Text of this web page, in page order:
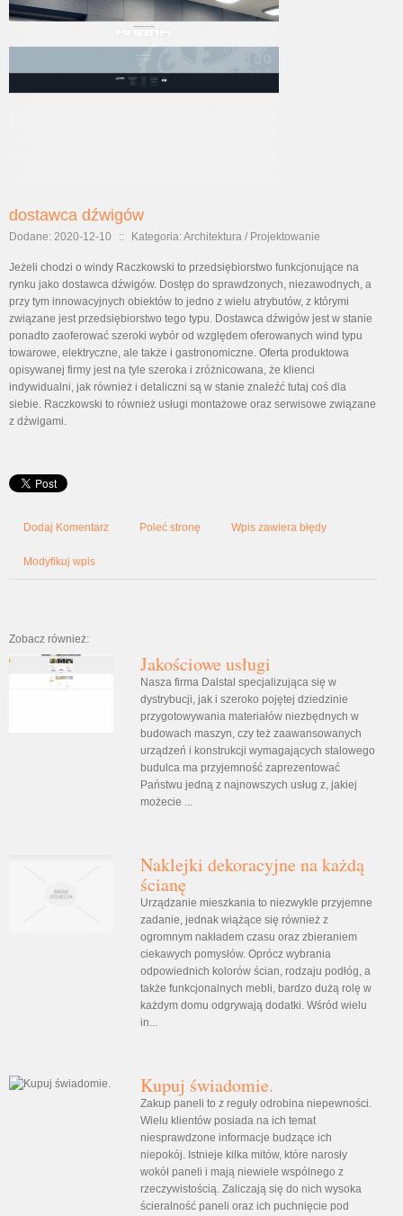
dostawca dźwigów
Dodane: 2020-12-10 :: Kategoria: Architektura / Projektowanie
Jeżeli chodzi o windy Raczkowski to przedsiębiorstwo funkcjonujące na
rynku jako dostawca dźwigów. Dostęp do sprawdzonych, niezawodnych, a
przy tym innowacyjnych obiektów to jedno z wielu atrybutów, z którymi
związane jest przedsiębiorstwo tego typu. Dostawca dźwigów jest w stanie
ponadto zaoferować szeroki wybór od względem oferowanych wind typu
towarowe, elektryczne, ale także i gastronomiczne. Oferta produktowa
opisywanej firmy jest na tyle szeroka i zróżnicowana, że klienci
indywidualni, jak również i detaliczni są w stanie znaleźć tutaj coś dla
siebie. Raczkowski to również usługi montażowe oraz serwisowe związane
z dźwigami.
Dodaj Komentarz Poleć stronę Wpis zawiera błędy
Modyfikuj wpis
Zobacz również:
Jakościowe usługi
Nasza firma Dalstal specjalizująca się w
dystrybucji, jak i szeroko pojętej dziedzinie
przygotowywania materiałów niezbędnych w
budowach maszyn, czy też zaawansowanych
urządzeń i konstrukcji wymagających stalowego
budulca ma przyjemność zaprezentować
Państwu jedną z najnowszych usług z, jakiej
możecie ...
Naklejki dekoracyjne na każdą
ścianę
Urządzanie mieszkania to niezwykle przyjemne
zadanie, jednak wiążące się również z
ogromnym nakładem czasu oraz zbieraniem
ciekawych pomysłów. Oprócz wybrania
odpowiednich kolorów ścian, rodzaju podłóg, a
także funkcjonalnych mebli, bardzo dużą rolę w
każdym domu odgrywają dodatki. Wśród wielu
in...
Kupuj świadomie.
Zakup paneli to z reguły odrobina niepewności.
Wielu klientów posiada na ich temat
niesprawdzone informacje budzące ich
niepokój. Istnieje kilka mitów, które narosły
wokół paneli i mają niewiele wspólnego z
rzeczywistością. Zaliczają się do nich wysoka
ścieralność paneli oraz ich puchnięcie pod